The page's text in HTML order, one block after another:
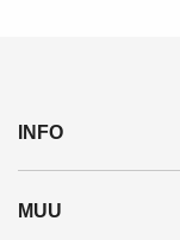
INFO
Inspiratsioon
MUU